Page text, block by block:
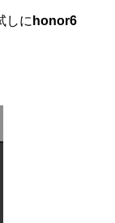
しに honor6